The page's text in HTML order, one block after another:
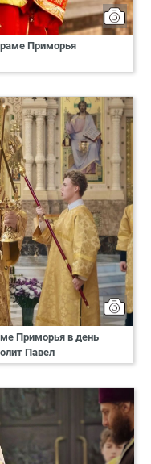
Приморья
Приморья в день
Павел